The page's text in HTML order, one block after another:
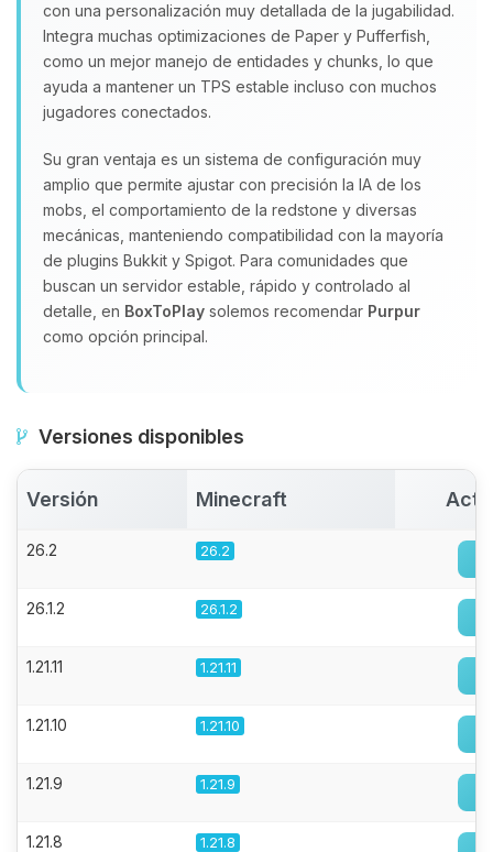
con una personalización muy detallada de la jugabilidad.
Integra muchas optimizaciones de Paper y Pufferfish,
como un mejor manejo de entidades y chunks, lo que
ayuda a mantener un TPS estable incluso con muchos
jugadores conectados.
Su gran ventaja es un sistema de configuración muy
amplio que permite ajustar con precisión la IA de los
mobs, el comportamiento de la redstone y diversas
mecánicas, manteniendo compatibilidad con la mayoría
de plugins Bukkit y Spigot. Para comunidades que
buscan un servidor estable, rápido y controlado al
detalle, en BoxToPlay solemos recomendar Purpur
como opción principal.
Versiones disponibles
Versión Minecraft
26.2 26.2
26.1.2 26.1.2
1.21.11 1.21.11
1.21.10 1.21.10
1.21.9 1.21.9
1.21.8 1.21.8
Yupi, por fin alguien con quien
hablar! Soy Choupy, tu pequeno
asistente de BoxToPlay. Cuentame
que necesitas y moveré mis
pequenos circuitos para ayudarte.